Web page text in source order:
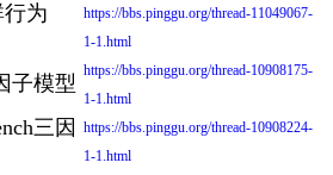
为
https://bbs.pinggu.org/thread-11049067-
1-1.html
子模型
https://bbs.pinggu.org/thread-10908175-
1-1.html
三因
https://bbs.pinggu.org/thread-10908224-
1-1.html